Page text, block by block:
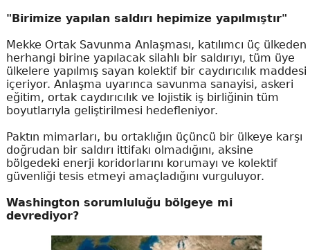
"Birimize yapılan saldırı hepimize yapılmıştır"
Mekke Ortak Savunma Anlaşması, katılımcı üç ülkeden
herhangi birine yapılacak silahlı bir saldırıyı, tüm üye
ülkelere yapılmış sayan kolektif bir caydırıcılık maddesi
içeriyor. Anlaşma uyarınca savunma sanayisi, askeri
eğitim, ortak caydırıcılık ve lojistik iş birliğinin tüm
boyutlarıyla geliştirilmesi hedefleniyor.
Paktın mimarları, bu ortaklığın üçüncü bir ülkeye karşı
doğrudan bir saldırı ittifakı olmadığını, aksine
bölgedeki enerji koridorlarını korumayı ve kolektif
güvenliği tesis etmeyi amaçladığını vurguluyor.
Washington sorumluluğu bölgeye mi
devrediyor?